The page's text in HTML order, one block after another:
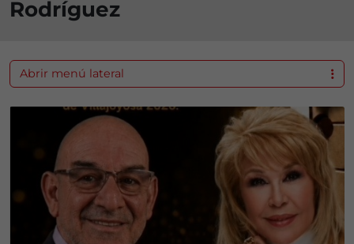
Rodríguez
Abrir menú lateral